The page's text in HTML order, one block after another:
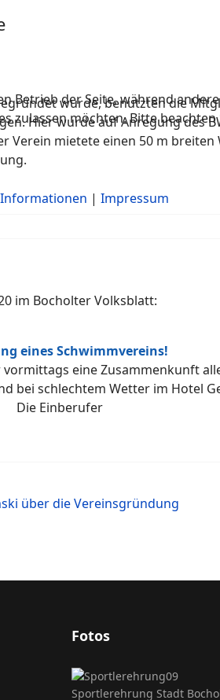
wurde, benutzten die
Hier wurde auf Anregung des
mietete einen 50 m breiten
im Bocholter Volksblatt:
eines Schwimmvereins!
eine Zusammenkunft
bei schlechtem Wetter im Hotel
Die Einberufer
über die Vereinsgründung
Fotos
Sportlerehrung Stadt
Betrieb der Seite, während
zulassen möchten. Bitte
| Impressum